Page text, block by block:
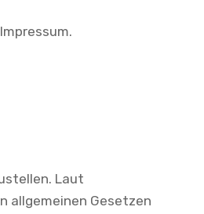
Laut
allgemeinen Gesetzen